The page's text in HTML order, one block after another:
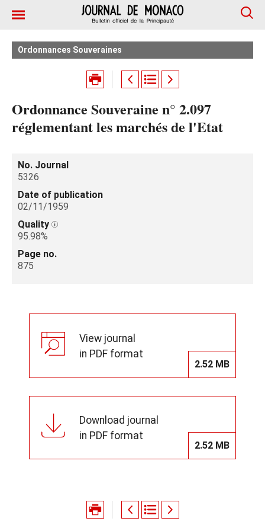
Ordonnances Souveraines
Ordonnance Souveraine n° 2.097
réglementant les marchés de l'Etat
No. Journal
5326
Date of publication
02/11/1959
Quality
95.98%
Page no.
875
View journal
in PDF format
2.52 MB
Download journal
in PDF format
2.52 MB